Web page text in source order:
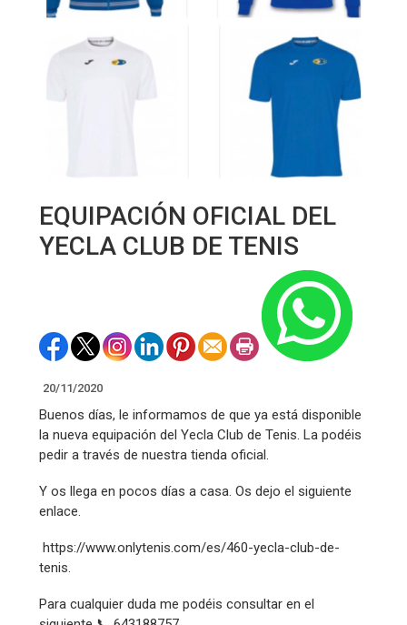
EQUIPACIÓN OFICIAL DEL
YECLA CLUB DE TENIS
20/11/2020
Buenos días, le informamos de que ya está disponible
la nueva equipación del Yecla Club de Tenis. La podéis
pedir a través de nuestra tienda oficial.
Y os llega en pocos días a casa. Os dejo el siguiente
enlace.
https://www.onlytenis.com/es/460-yecla-club-de-
tenis.
Para cualquier duda me podéis consultar en el